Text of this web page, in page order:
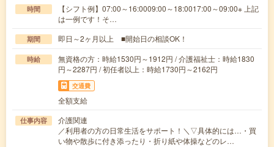
時間
【シフト例】07:00～16:0009:00～18:0017:00～09:00※ 上記
は一例です！そ…
期間 即日～2ヶ月以上 ■開始日の相談OK！
時給
無資格の方：時給1530円～1912円 / 介護福祉士：時給1830
円～2287円 / 初任者以上：時給1730円～2162円
交通費
全額支給
仕事内容
介護関連
／利用者の方の日常生活をサポート！＼▽具体的には…・買
い物や散歩に付き添ったり・折り紙や体操などのレ…